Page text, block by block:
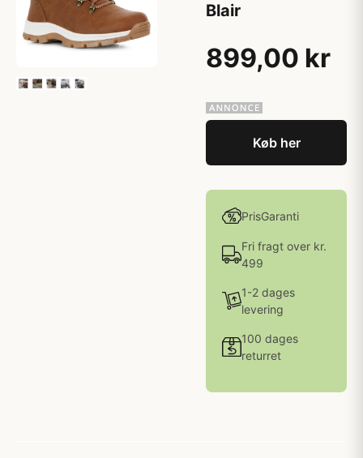
Blair
899,00 kr
Køb her
PrisGaranti
Fri fragt over kr.
499
1-2 dages
levering
100 dages
returret